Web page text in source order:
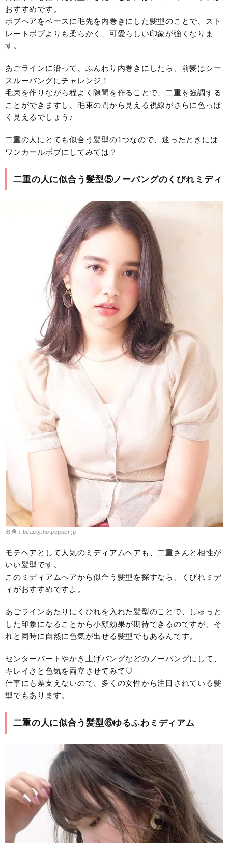
おすすめです。
ボブヘアをベースに毛先を内巻きにした髪型のことで、スト
レートボブよりも柔らかく、可愛らしい印象が強くなりま
す。
あごラインに沿って、ふんわり内巻きにしたら、前髪はシー
スルーバングにチャレンジ！
毛束を作りながら程よく隙間を作ることで、二重を強調する
ことができますし、毛束の間から見える視線がさらに色っぽ
く見えるでしょう♪
二重の人にとても似合う髪型の1つなので、迷ったときには
ワンカールボブにしてみては？
二重の人に似合う髪型⑤ノーバングのくびれミディ
出典：beauty.hotpepper.jp
モテヘアとして人気のミディアムヘアも、二重さんと相性が
いい髪型です。
このミディアムヘアから似合う髪型を探すなら、くびれミデ
ィがおすすめですよ。
あごラインあたりにくびれを入れた髪型のことで、しゅっと
した印象になることから小顔効果が期待できるのですが、そ
れと同時に自然に色気が出せる髪型でもあるんです。
センターパートやかき上げバングなどのノーバングにして、
キレイさと色気を両立させてみて♡
仕事にも差支えないので、多くの女性から注目されている髪
型でもあります。
二重の人に似合う髪型⑥ゆるふわミディアム